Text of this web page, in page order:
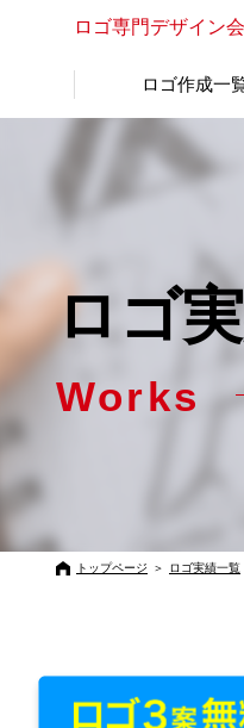
ロゴ専門デザイン
ロゴ作成一
ロゴ
Works
トップページ ＞ ロゴ実績一覧